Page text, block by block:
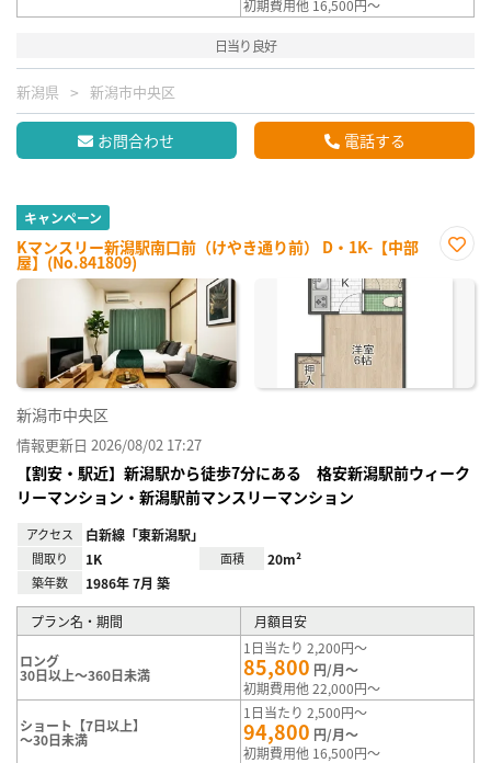
初期費用他 16,500円～
日当り良好
新潟県 新潟市中央区
お問合わせ 電話する
キャンペーン
Kマンスリー新潟駅南口前（けやき通り前） D・1K-【中部
屋】(No.841809)
に入
新潟市中央区
情報更新日 2026/08/02 17:27
【割安・駅近】新潟駅から徒歩7分にある 格安新潟駅前ウィーク
リーマンション・新潟駅前マンスリーマンション
アクセス 白新線「東新潟駅」
間取り 1K 面積 20m²
築年数 1986年 7月 築
プラン名・期間 月額目安
ロング
30日以上～360日未満
1日当たり 2,200円～
85,800 円/月～
初期費用他 22,000円～
ショート【7日以上】
～30日未満
1日当たり 2,500円～
94,800 円/月～
初期費用他 16,500円～